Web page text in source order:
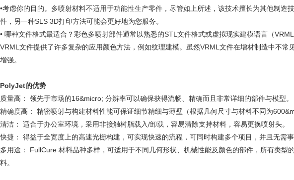
•考虑你的目的。多喷射材料不适用于功能性生产零件，尽管如上所述，该技术擅长为其他制造
件，另一种SLS 3D打印方法可能会更好地为您服务。
• 哪种文件格式最适合？彩色多喷射部件通常以熟悉的STL文件格式或虚拟现实建模语言（
VRML文件提供了许多复杂的应用颜色方法，例如纹理建模。虽然VRML文件在增材制造中不常
增强。
PolyJet的优势
质量高： 领先于市场的16&micro; 分辨率可以确保获得流畅、精确而且非常详细的部件与模型。
精确度高： 精密喷射与构建材料性能可保证细节精细与薄壁（根据几何尺寸与材料不同为
清洁： 适合于办公室环境，采用非接触树脂载入/卸载，容易清除支持材料，容易更换喷射头。
快捷： 得益于全宽度上的高速光栅构建，可实现快速的流程，可同时构建多个项目，并且无需事
多用途： FullCure 材料品种多样，可适用于不同几何形状、机械性能及颜色的部件，所有类型
料。